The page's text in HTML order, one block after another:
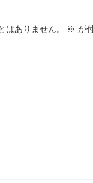
はありません。 ※ が